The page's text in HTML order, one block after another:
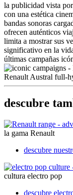
la publicidad vista
con una estética
bandas sonoras
ofrecen auténticos
limita a mostrar sus
significativo en la
últimas campañas
Renault Austral full-
descubre
la gama Renault
descubre
cultura electro pop
descubre